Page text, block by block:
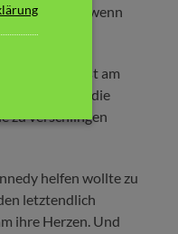
Auch wenn
war.
dabei ist am
ist und die
zu verschlingen
helfen wollte zu
letztendlich
ihre Herzen. Und